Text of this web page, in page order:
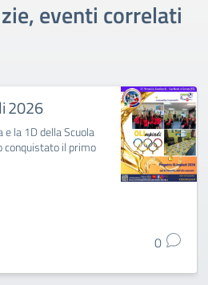
eventi correlati
2026
la 1D della Scuola
conquistato il primo
0